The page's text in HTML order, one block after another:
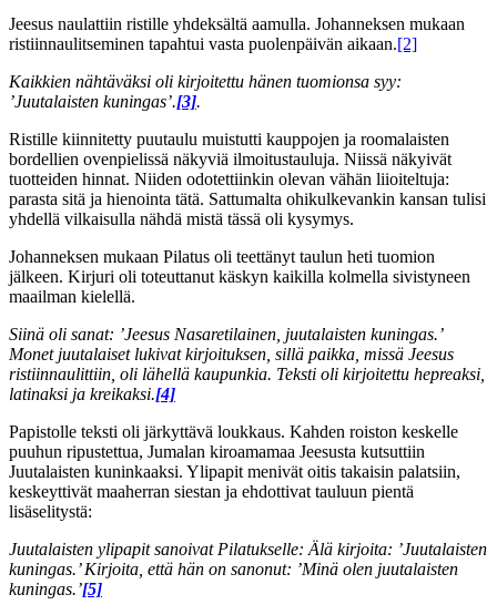
Jeesus naulattiin ristille yhdeksältä aamulla. Johanneksen mukaan
ristiinnaulitseminen tapahtui vasta puolenpäivän aikaan.[2]
Kaikkien nähtäväksi oli kirjoitettu hänen tuomionsa syy:
’Juutalaisten kuningas’.[3].
Ristille kiinnitetty puutaulu muistutti kauppojen ja roomalaisten
bordellien ovenpielissä näkyviä ilmoitustauluja. Niissä näkyivät
tuotteiden hinnat. Niiden odotettiinkin olevan vähän liioiteltuja:
parasta sitä ja hienointa tätä. Sattumalta ohikulkevankin kansan tulisi
yhdellä vilkaisulla nähdä mistä tässä oli kysymys.
Johanneksen mukaan Pilatus oli teettänyt taulun heti tuomion
jälkeen. Kirjuri oli toteuttanut käskyn kaikilla kolmella sivistyneen
maailman kielellä.
Siinä oli sanat: ’Jeesus Nasaretilainen, juutalaisten kuningas.’
Monet juutalaiset lukivat kirjoituksen, sillä paikka, missä Jeesus
ristiinnaulittiin, oli lähellä kaupunkia. Teksti oli kirjoitettu hepreaksi,
latinaksi ja kreikaksi.[4]
Papistolle teksti oli järkyttävä loukkaus. Kahden roiston keskelle
puuhun ripustettua, Jumalan kiroamamaa Jeesusta kutsuttiin
Juutalaisten kuninkaaksi. Ylipapit menivät oitis takaisin palatsiin,
keskeyttivät maaherran siestan ja ehdottivat tauluun pientä
lisäselitystä:
Juutalaisten ylipapit sanoivat Pilatukselle: Älä kirjoita: ’Juutalaisten
kuningas.’ Kirjoita, että hän on sanonut: ’Minä olen juutalaisten
kuningas.’[5]